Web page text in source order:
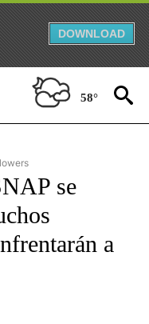
DOWNLOAD
58°
- SPANISH" TO RECEIVE
se
a